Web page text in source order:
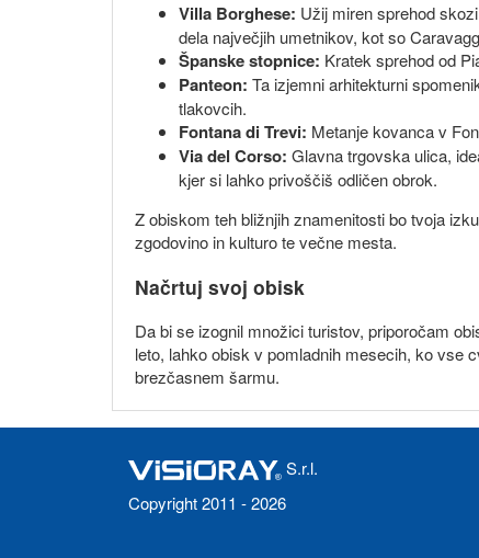
Villa Borghese: Užij miren sprehod
dela največjih umetnikov, kot so
Španske stopnice: Kratek sprehod od
Panteon: Ta izjemni arhitekturni
tlakovcih.
Fontana di Trevi: Metanje kovanca v
Via del Corso: Glavna trgovska ulica,
kjer si lahko privoščiš odličen obrok.
Z obiskom teh bližnjih znamenitosti bo tvoja
zgodovino in kulturo te večne mesta.
Načrtuj svoj obisk
Da bi se izognil množici turistov, priporočam
leto, lahko obisk v pomladnih mesecih, ko vse
brezčasnem šarmu.
S.r.l.
Copyright 2011 - 2026